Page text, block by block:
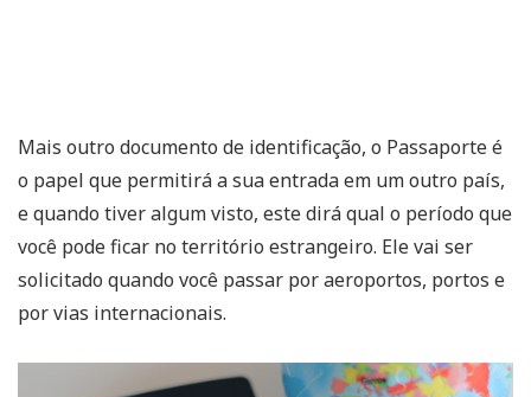
Mais outro documento de identificação, o Passaporte é
o papel que permitirá a sua entrada em um outro país,
e quando tiver algum visto, este dirá qual o período que
você pode ficar no território estrangeiro. Ele vai ser
solicitado quando você passar por aeroportos, portos e
por vias internacionais.